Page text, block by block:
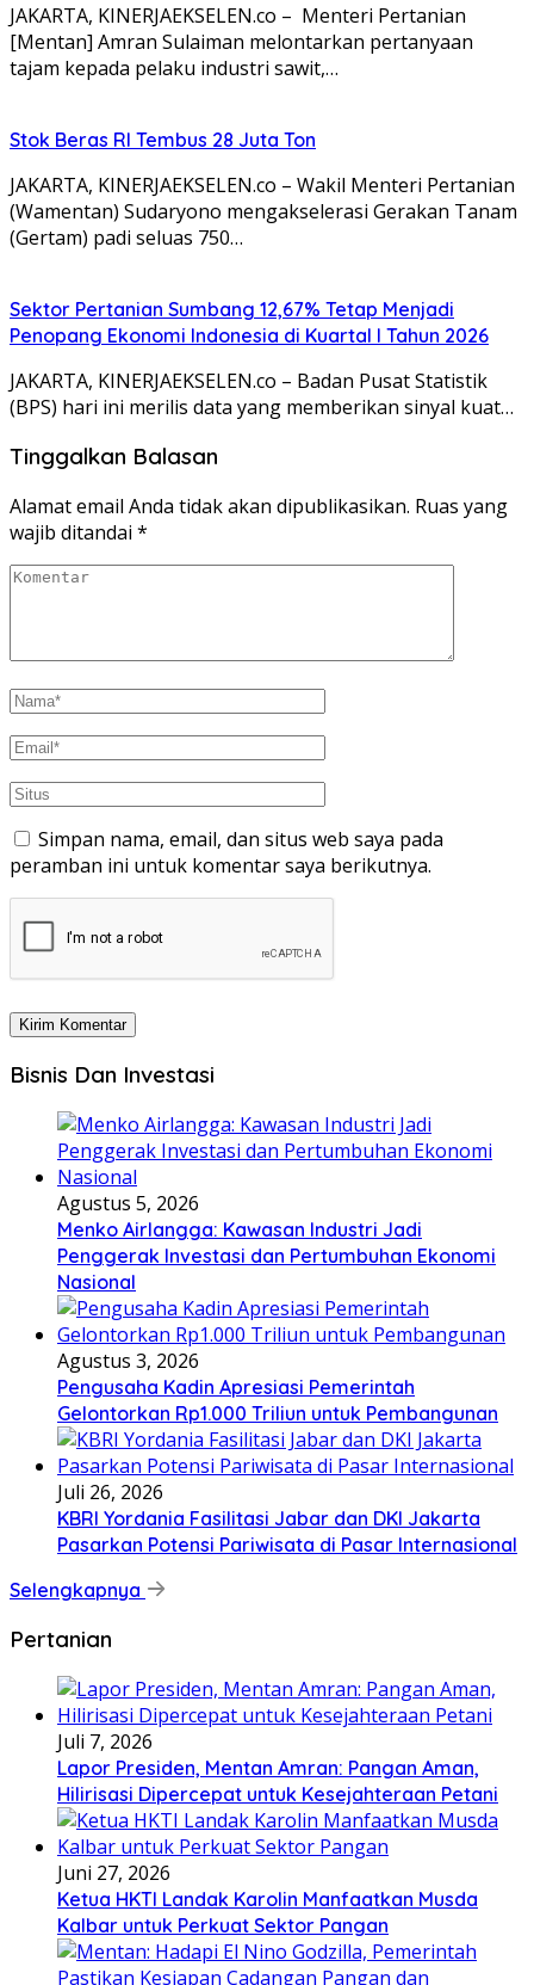
JAKARTA, KINERJAEKSELEN.co – Menteri Pertanian
[Mentan] Amran Sulaiman melontarkan pertanyaan
tajam kepada pelaku industri sawit,…
Stok Beras RI Tembus 28 Juta Ton
JAKARTA, KINERJAEKSELEN.co – Wakil Menteri Pertanian
(Wamentan) Sudaryono mengakselerasi Gerakan Tanam
(Gertam) padi seluas 750…
Sektor Pertanian Sumbang 12,67% Tetap Menjadi
Penopang Ekonomi Indonesia di Kuartal I Tahun 2026
JAKARTA, KINERJAEKSELEN.co – Badan Pusat Statistik
(BPS) hari ini merilis data yang memberikan sinyal kuat…
Tinggalkan Balasan
Alamat email Anda tidak akan dipublikasikan. Ruas yang
wajib ditandai *
Simpan nama, email, dan situs web saya pada
peramban ini untuk komentar saya berikutnya.
Bisnis Dan Investasi
Agustus 5, 2026
Menko Airlangga: Kawasan Industri Jadi
Penggerak Investasi dan Pertumbuhan Ekonomi
Nasional
Agustus 3, 2026
Pengusaha Kadin Apresiasi Pemerintah
Gelontorkan Rp1.000 Triliun untuk Pembangunan
Juli 26, 2026
KBRI Yordania Fasilitasi Jabar dan DKI Jakarta
Pasarkan Potensi Pariwisata di Pasar Internasional
Selengkapnya
Pertanian
Juli 7, 2026
Lapor Presiden, Mentan Amran: Pangan Aman,
Hilirisasi Dipercepat untuk Kesejahteraan Petani
Juni 27, 2026
Ketua HKTI Landak Karolin Manfaatkan Musda
Kalbar untuk Perkuat Sektor Pangan